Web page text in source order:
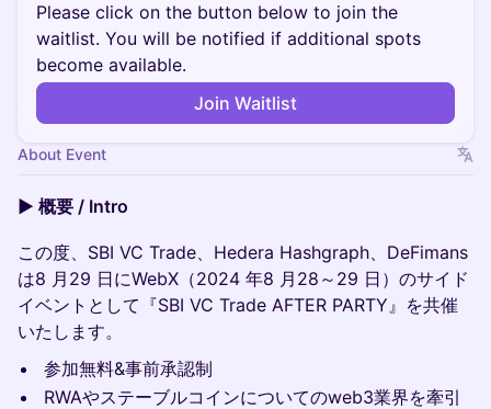
Please click on the button below to join the
waitlist. You will be notified if additional spots
become available.
Join Waitlist
About Event
▶️ 概要 / Intro
この度、SBI VC Trade、Hedera Hashgraph、DeFimans
は8 月29 日にWebX（2024 年8 月28～29 日）のサイド
イベントとして『SBI VC Trade AFTER PARTY』を共催
いたします。
参加無料&事前承認制
RWAやステーブルコインについてのweb3業界を牽引